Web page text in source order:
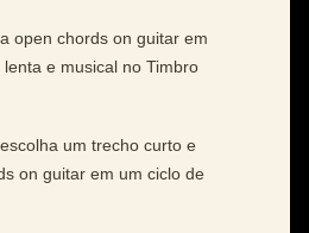
open chords on guitar em
e musical no Timbro
um trecho curto e
on guitar em um ciclo de